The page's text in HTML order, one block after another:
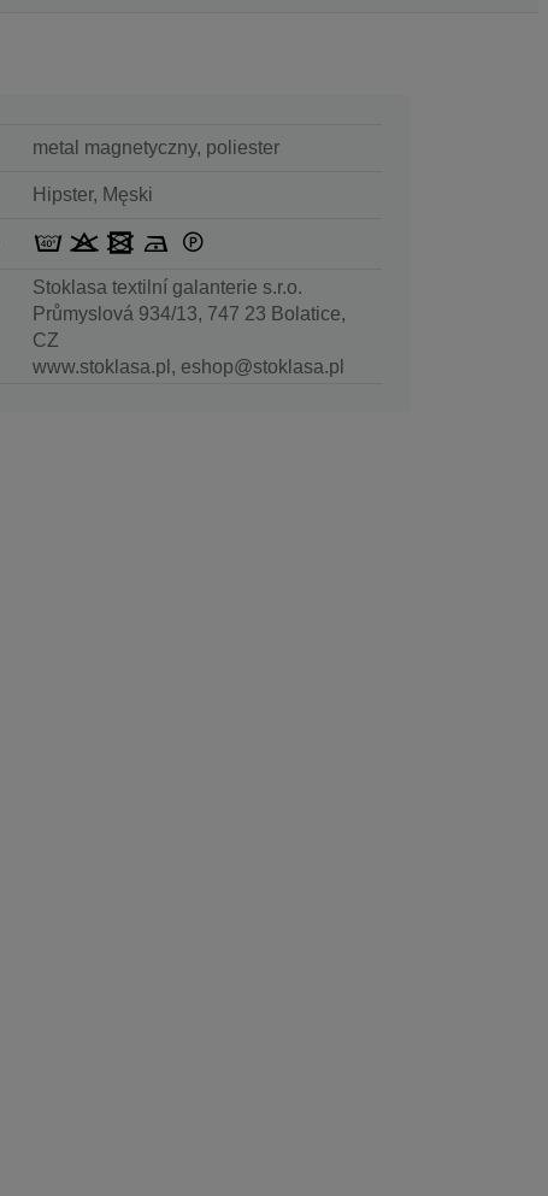
metal magnetyczny, poliester
Hipster, Męski
Stoklasa textilní galanterie s.r.o.
Průmyslová 934/13, 747 23 Bolatice,
CZ
www.stoklasa.pl, eshop@stoklasa.pl